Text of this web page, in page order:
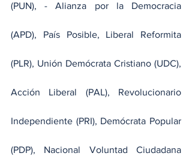
(PUN), - Alianza por la Democracia
(APD), País Posible, Liberal Reformita
(PLR), Unión Demócrata Cristiano (UDC),
Acción Liberal (PAL), Revolucionario
Independiente (PRI), Demócrata Popular
(PDP), Nacional Voluntad Ciudadana